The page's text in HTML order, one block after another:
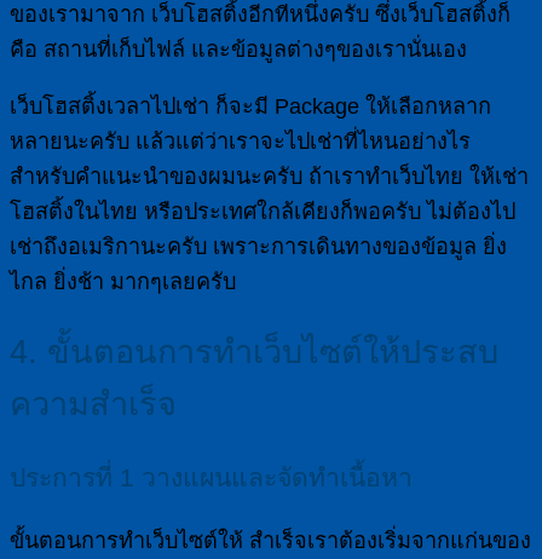
ของเรามาจาก เว็บโฮสติ้งอีกทีหนึ่งครับ ซึ่งเว็บโฮสติ้งก็
คือ สถานที่เก็บไฟล์ และข้อมูลต่างๆของเรานั่นเอง
เว็บโฮสติ้งเวลาไปเช่า ก็จะมี Package ให้เลือกหลาก
หลายนะครับ แล้วแต่ว่าเราจะไปเช่าที่ไหนอย่างไร
สำหรับคำแนะนำของผมนะครับ ถ้าเราทำเว็บไทย ให้เช่า
โฮสติ้งในไทย หรือประเทศใกล้เคียงก็พอครับ ไม่ต้องไป
เช่าถึงอเมริกานะครับ เพราะการเดินทางของข้อมูล ยิ่ง
ไกล ยิ่งช้า มากๆเลยครับ
4. ขั้นตอนการทำเว็บไซต์ให้ประสบ
ความสำเร็จ
ประการที่ 1 วางแผนและจัดทำเนื้อหา
ขั้นตอนการทำเว็บไซต์ให้ สำเร็จเราต้องเริ่มจากแก่นของ